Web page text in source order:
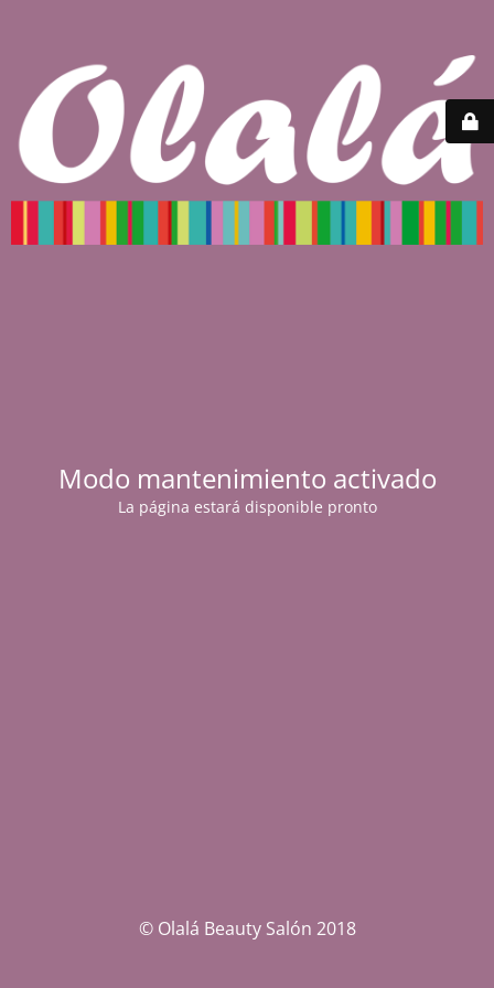
Modo mantenimiento activado
La página estará disponible pronto
© Olalá Beauty Salón 2018